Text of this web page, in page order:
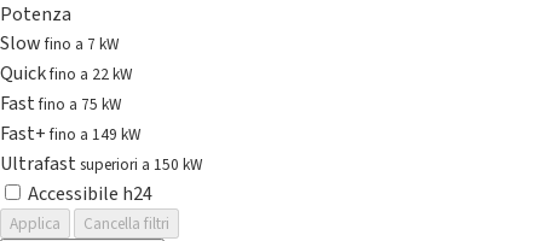
Potenza
Slowfino a 7 kW
Quickfino a 22 kW
Fastfino a 75 kW
Fast+fino a 149 kW
Ultrafast superiori a 150 kW
Accessibile h24
Applica
Cancella filtri